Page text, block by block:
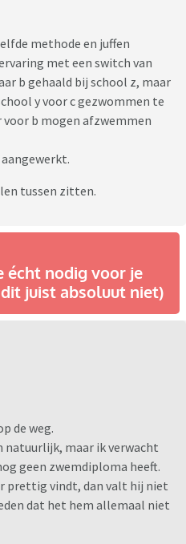
methode en juffen
met een switch van
b gehaald bij school z, maar
y voor c gezwommen te
b mogen afzwemmen
tussen zitten.
écht nodig voor je
juist absoluut niet)
de weg.
natuurlijk, maar ik verwacht
geen zwemdiploma heeft.
prettig vindt, dan valt hij niet
dat het hem allemaal niet